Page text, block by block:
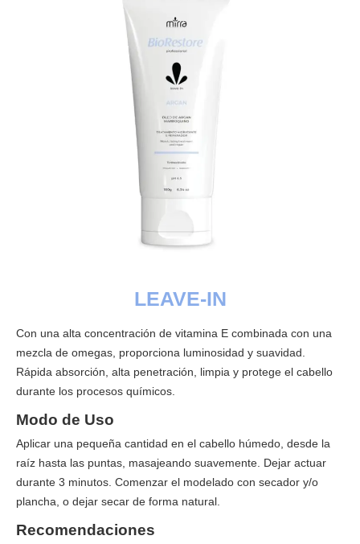
LEAVE-IN
Con una alta concentración de vitamina E combinada con una
mezcla de omegas, proporciona luminosidad y suavidad.
Rápida absorción, alta penetración, limpia y protege el cabello
durante los procesos químicos.
Modo de Uso
Aplicar una pequeña cantidad en el cabello húmedo, desde la
raíz hasta las puntas, masajeando suavemente. Dejar actuar
durante 3 minutos. Comenzar el modelado con secador y/o
plancha, o dejar secar de forma natural.
Recomendaciones